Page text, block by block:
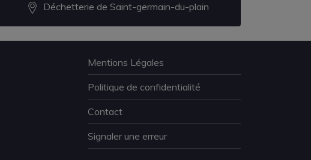
Déchetterie de Saint-germain-du-plain
Mentions Légales
Politique de confidentialité
Contact
Signaler une erreur